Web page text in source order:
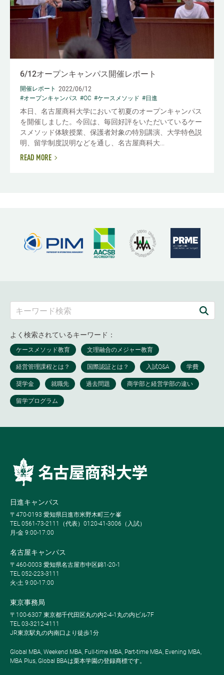
6/12オープンキャンパス開催レポート
開催レポート 2022/06/12
#オープンキャンパス #OC #ケースメソッド #日進
本日、名古屋商科大学において初夏のオープンキャンパス
を開催しました。今回は、毎回好評をいただいているケー
スメソッド体験授業、保護者対象の特別講演、大学特色説
明、留学制度説明などを通し、名古屋商科大...
READ MORE
よく検索されているキーワード：
日進キャンパス
〒470-0193 愛知県日進市米野木町三ケ峯
TEL 0561-73-2111（代表）0120-41-3006（入試）
月-金 9:00-17:00
名古屋キャンパス
〒460-0003 愛知県名古屋市中区錦1-20-1
TEL 052-223-3111
火-土 9:00-17:00
東京事務局
〒100-6307 東京都千代田区丸の内2-4-1丸の内ビル7F
TEL 03-3212-4111
JR東京駅丸の内南口より徒歩1分
Global MBA, Weekend MBA, Full-time MBA, Part-time MBA, Evening MBA,
MBA Plus, Global BBAは栗本学園の登録商標です。